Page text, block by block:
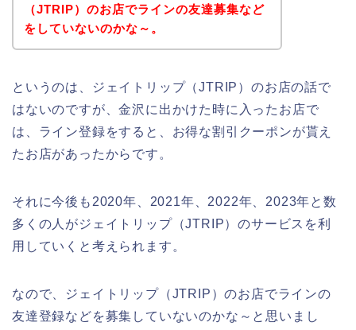
（JTRIP）のお店でラインの友達募集など
をしていないのかな～。
というのは、ジェイトリップ（JTRIP）のお店の話で
はないのですが、金沢に出かけた時に入ったお店で
は、ライン登録をすると、お得な割引クーポンが貰え
たお店があったからです。
それに今後も2020年、2021年、2022年、2023年と数
多くの人がジェイトリップ（JTRIP）のサービスを利
用していくと考えられます。
なので、ジェイトリップ（JTRIP）のお店でラインの
友達登録などを募集していないのかな～と思いまし